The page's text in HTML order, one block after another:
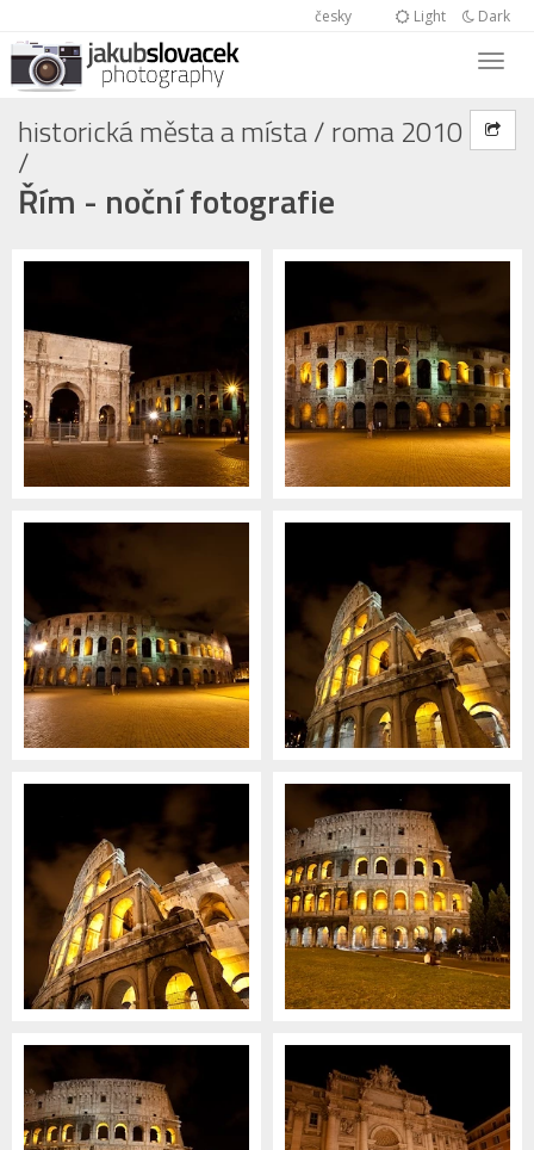
česky Light Dark
historická města a místa/roma 2010
/
Řím - noční fotografie